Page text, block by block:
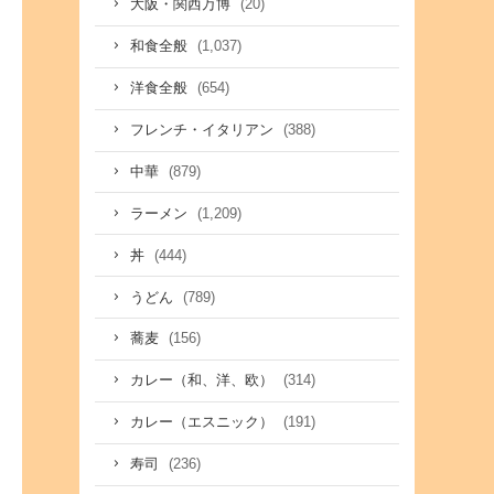
大阪・関西万博 (20)
和食全般 (1,037)
洋食全般 (654)
フレンチ・イタリアン (388)
中華 (879)
ラーメン (1,209)
丼 (444)
うどん (789)
蕎麦 (156)
カレー（和、洋、欧） (314)
カレー（エスニック） (191)
寿司 (236)